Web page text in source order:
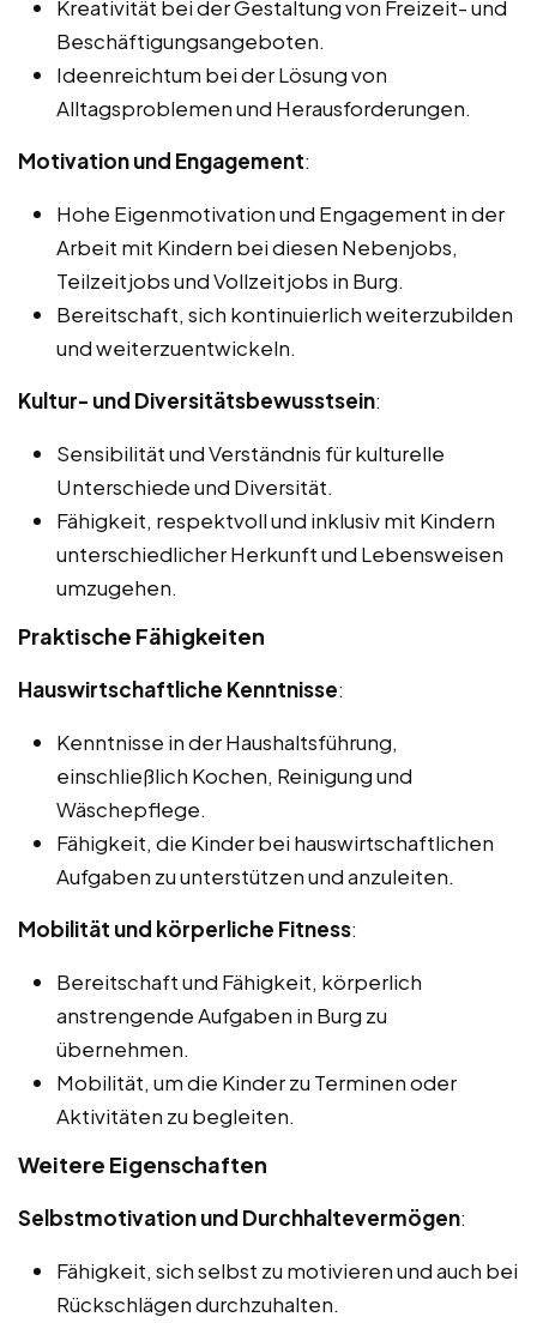
Kreativität bei der Gestaltung von Freizeit- und
Beschäftigungsangeboten.
Ideenreichtum bei der Lösung von
Alltagsproblemen und Herausforderungen.
Motivation und Engagement:
Hohe Eigenmotivation und Engagement in der
Arbeit mit Kindern bei diesen Nebenjobs,
Teilzeitjobs und Vollzeitjobs in Burg.
Bereitschaft, sich kontinuierlich weiterzubilden
und weiterzuentwickeln.
Kultur- und Diversitätsbewusstsein:
Sensibilität und Verständnis für kulturelle
Unterschiede und Diversität.
Fähigkeit, respektvoll und inklusiv mit Kindern
unterschiedlicher Herkunft und Lebensweisen
umzugehen.
Praktische Fähigkeiten
Hauswirtschaftliche Kenntnisse:
Kenntnisse in der Haushaltsführung,
einschließlich Kochen, Reinigung und
Wäschepflege.
Fähigkeit, die Kinder bei hauswirtschaftlichen
Aufgaben zu unterstützen und anzuleiten.
Mobilität und körperliche Fitness:
Bereitschaft und Fähigkeit, körperlich
anstrengende Aufgaben in Burg zu
übernehmen.
Mobilität, um die Kinder zu Terminen oder
Aktivitäten zu begleiten.
Weitere Eigenschaften
Selbstmotivation und Durchhaltevermögen:
Fähigkeit, sich selbst zu motivieren und auch bei
Rückschlägen durchzuhalten.